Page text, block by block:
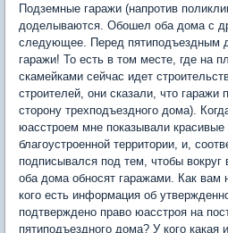
Подземные гаражи (напротив
доделываются. Обошел оба дома с
следующее. Перед пятиподъездным
гаражи! То есть в том месте, где на
скамейками сейчас идет
строителей, они сказали, что
сторону трехподъездного дома).
юасстроем мне показывали красивые
благоустроенной территории, и,
подписывался под тем, чтобы вокруг
оба дома обносят гаражами. Как вам
кого есть информация об
подтверждено право юасстроя на
пятиподъездного дома? У кого